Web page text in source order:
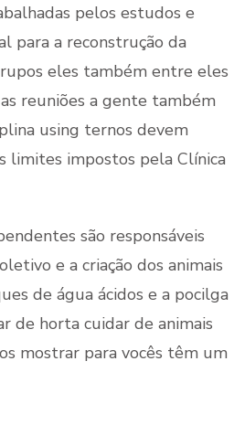
pelos estudos e
para a reconstrução da
eles também entre eles
reuniões a gente também
using ternos devem
limites impostos pela Clínica
são responsáveis
e a criação dos animais
de água ácidos e a pocilga
de horta cuidar de animais
mostrar para vocês têm um